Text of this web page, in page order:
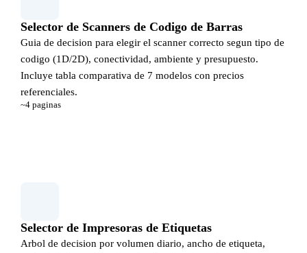
Selector de Scanners de Codigo de Barras
Guia de decision para elegir el scanner correcto segun tipo de
codigo (1D/2D), conectividad, ambiente y presupuesto.
Incluye tabla comparativa de 7 modelos con precios
referenciales.
~4 paginas
Selector de Impresoras de Etiquetas
Arbol de decision por volumen diario, ancho de etiqueta,